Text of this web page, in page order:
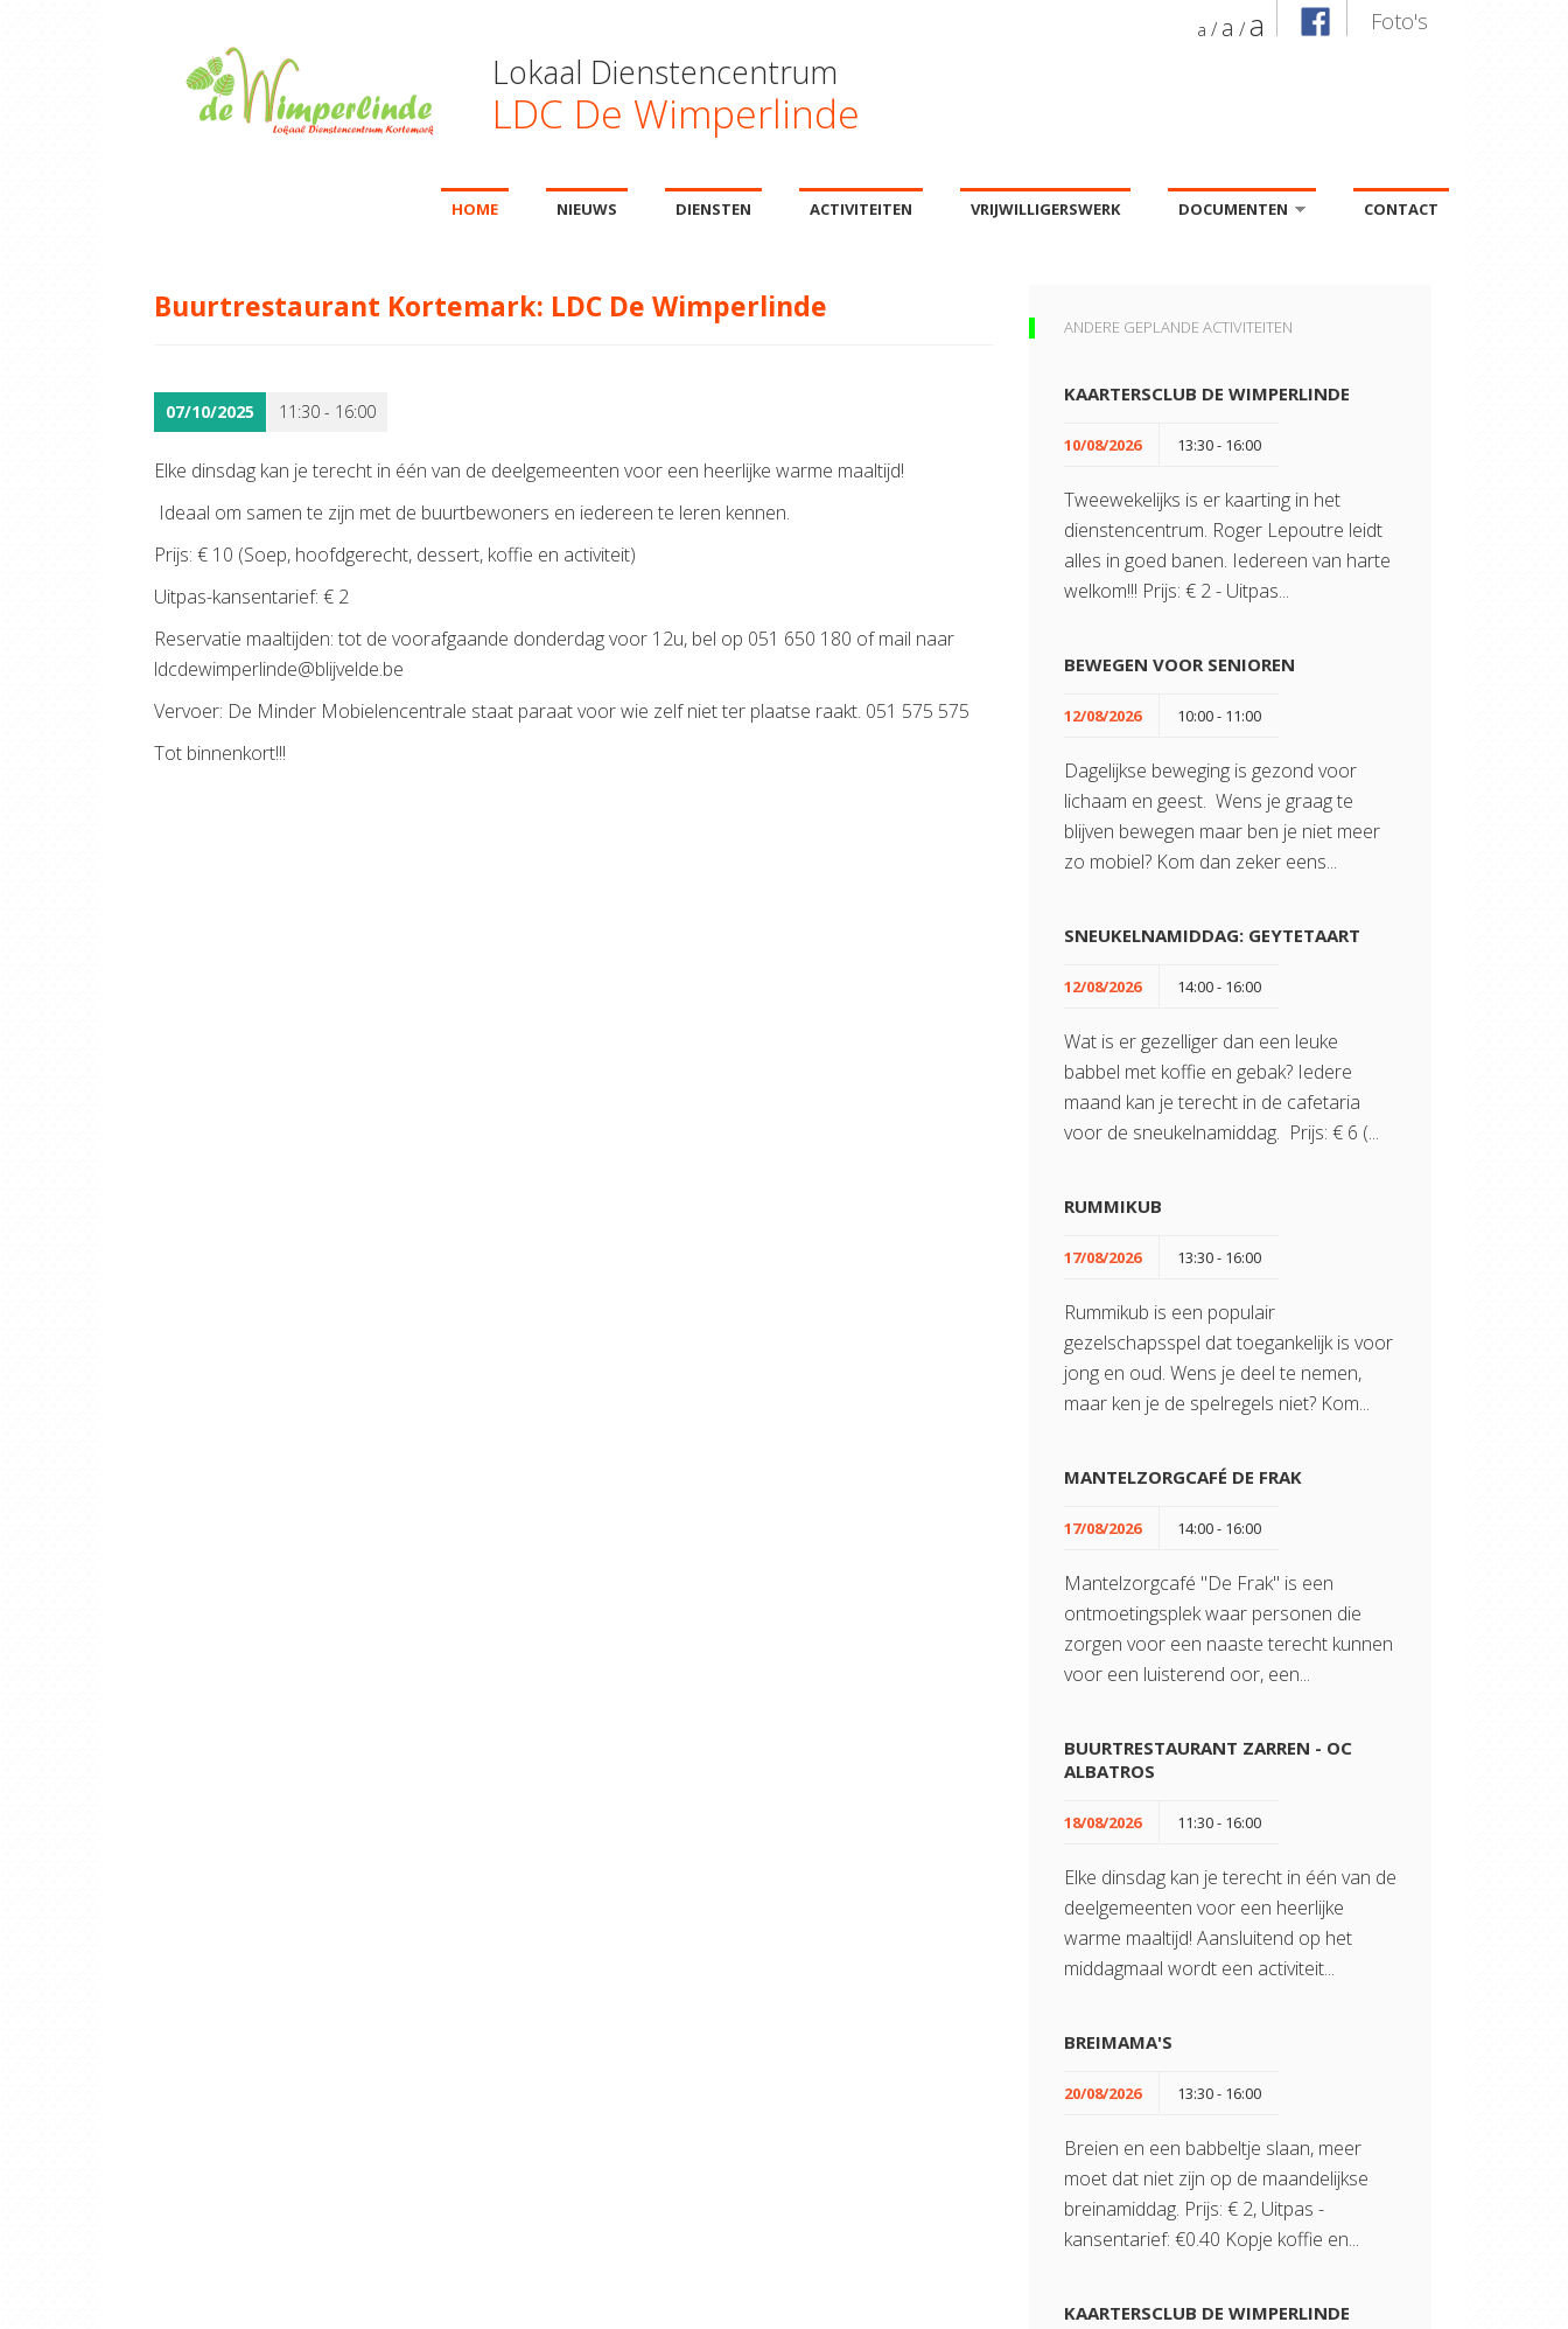
Lokaal Dienstencentrum
LDC De Wimperlinde
a / a /a Foto's
HOME NIEUWS DIENSTEN ACTIVITEITEN VRIJWILLIGERSWERK
DOCUMENTEN
CONTACT
Buurtrestaurant Kortemark: LDC De Wimperlinde
07/10/2025 11:30 - 16:00
Elke dinsdag kan je terecht in één van de deelgemeenten voor een heerlijke warme maaltijd!
Ideaal om samen te zijn met de buurtbewoners en iedereen te leren kennen.
Prijs: € 10 (Soep, hoofdgerecht, dessert, koffie en activiteit)
Uitpas-kansentarief: € 2
Reservatie maaltijden: tot de voorafgaande donderdag voor 12u, bel op 051 650 180 of mail naar
ldcdewimperlinde@blijvelde.be
Vervoer: De Minder Mobielencentrale staat paraat voor wie zelf niet ter plaatse raakt. 051 575 575
Tot binnenkort!!!
ANDERE GEPLANDE ACTIVITEITEN
KAARTERSCLUB DE WIMPERLINDE
10/08/2026 13:30 - 16:00
Tweewekelijks is er kaarting in het
dienstencentrum. Roger Lepoutre leidt
alles in goed banen. Iedereen van harte
welkom!!! Prijs: € 2 - Uitpas...
BEWEGEN VOOR SENIOREN
12/08/2026 10:00 - 11:00
Dagelijkse beweging is gezond voor
lichaam en geest. Wens je graag te
blijven bewegen maar ben je niet meer
zo mobiel? Kom dan zeker eens...
SNEUKELNAMIDDAG: GEYTETAART
12/08/2026 14:00 - 16:00
Wat is er gezelliger dan een leuke
babbel met koffie en gebak? Iedere
maand kan je terecht in de cafetaria
voor de sneukelnamiddag. Prijs: € 6 (...
RUMMIKUB
17/08/2026 13:30 - 16:00
Rummikub is een populair
gezelschapsspel dat toegankelijk is voor
jong en oud. Wens je deel te nemen,
maar ken je de spelregels niet? Kom...
MANTELZORGCAFÉ DE FRAK
17/08/2026 14:00 - 16:00
Mantelzorgcafé "De Frak" is een
ontmoetingsplek waar personen die
zorgen voor een naaste terecht kunnen
voor een luisterend oor, een...
BUURTRESTAURANT ZARREN - OC
ALBATROS
18/08/2026 11:30 - 16:00
Elke dinsdag kan je terecht in één van de
deelgemeenten voor een heerlijke
warme maaltijd! Aansluitend op het
middagmaal wordt een activiteit...
BREIMAMA'S
20/08/2026 13:30 - 16:00
Breien en een babbeltje slaan, meer
moet dat niet zijn op de maandelijkse
breinamiddag. Prijs: € 2, Uitpas -
kansentarief: €0.40 Kopje koffie en...
KAARTERSCLUB DE WIMPERLINDE